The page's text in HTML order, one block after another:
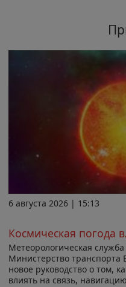
6 августа 2026 | 15:13
Космическая погода
Метеорологическая
Министерство транспорта
новое руководство о том,
влиять на связь,